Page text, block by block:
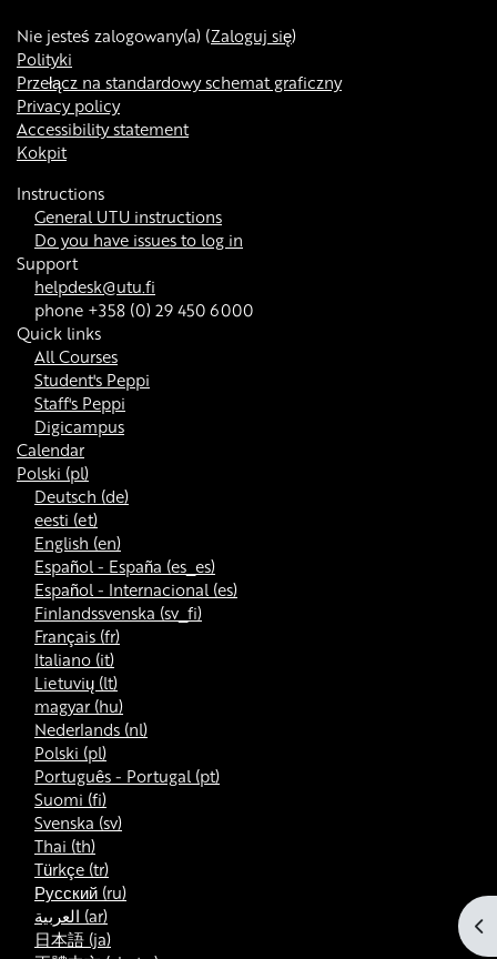
Nie jesteś zalogowany(a) (Zaloguj się)
Polityki
Przełącz na standardowy schemat graficzny
Privacy policy
Accessibility statement
Kokpit
Instructions
General UTU instructions
Do you have issues to log in
Support
helpdesk@utu.fi
phone +358 (0) 29 450 6000
Quick links
All Courses
Student's Peppi
Staff's Peppi
Digicampus
Calendar
Polski ‎(pl)‎
Deutsch ‎(de)‎
eesti ‎(et)‎
English ‎(en)‎
Español - España ‎(es_es)‎
Español - Internacional ‎(es)‎
Finlandssvenska ‎(sv_fi)‎
Français ‎(fr)‎
Italiano ‎(it)‎
Lietuvių ‎(lt)‎
magyar ‎(hu)‎
Nederlands ‎(nl)‎
Polski ‎(pl)‎
Português - Portugal ‎(pt)‎
Suomi ‎(fi)‎
Svenska ‎(sv)‎
Thai ‎(th)‎
Türkçe ‎(tr)‎
Русский ‎(ru)‎
العربية ‎(ar)‎
日本語 ‎(ja)‎